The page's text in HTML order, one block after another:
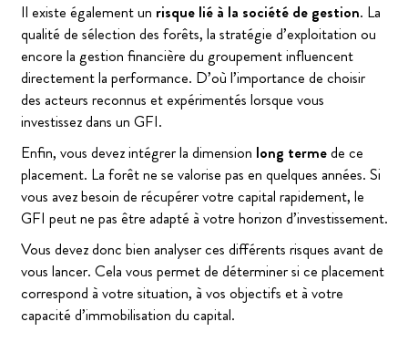
Il existe également un risque lié à la société de gestion. La
qualité de sélection des forêts, la stratégie d’exploitation ou
encore la gestion financière du groupement influencent
directement la performance. D’où l’importance de choisir
des acteurs reconnus et expérimentés lorsque vous
investissez dans un GFI.
Enfin, vous devez intégrer la dimension long termede ce
placement. La forêt ne se valorise pas en quelques années. Si
vous avez besoin de récupérer votre capital rapidement, le
GFI peut ne pas être adapté à votre horizon d’investissement.
Vous devez donc bien analyser ces différents risques avant de
vous lancer. Cela vous permet de déterminer si ce placement
correspond à votre situation, à vos objectifs et à votre
capacité d’immobilisation du capital.